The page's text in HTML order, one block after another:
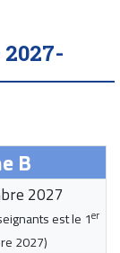
2027-
B
2027
est le 1er
2027)